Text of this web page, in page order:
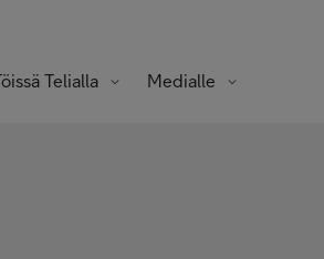
Telialla Medialle